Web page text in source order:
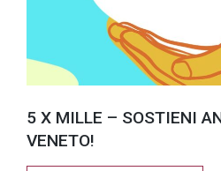
5 X MILLE – SOSTIENI
VENETO!